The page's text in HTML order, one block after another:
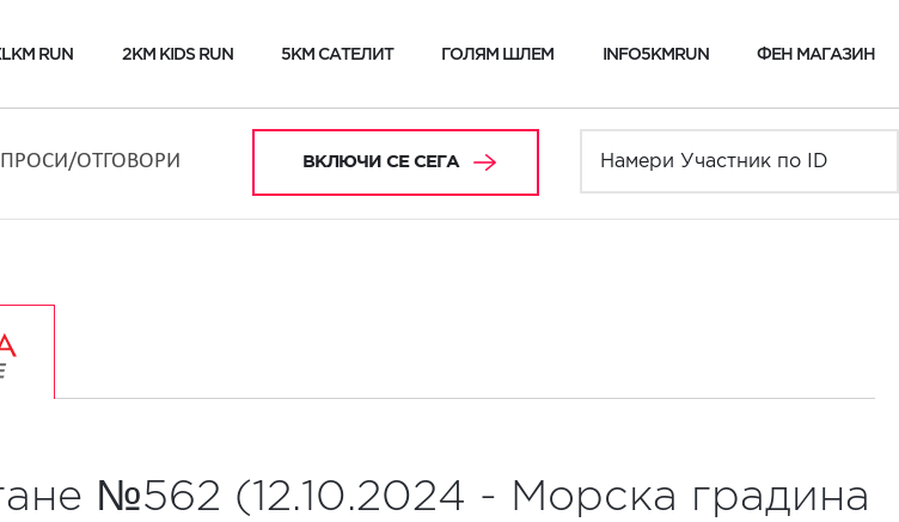
RUN 2KM KIDS RUN 5KM САТЕЛИТ ГОЛЯМ ШЛЕМ INFO5KMRUN ФЕН МАГАЗИН
ОТГОВОРИ ВКЛЮЧИ СЕ СЕГА
№562 (12.10.2024 - Морска градина